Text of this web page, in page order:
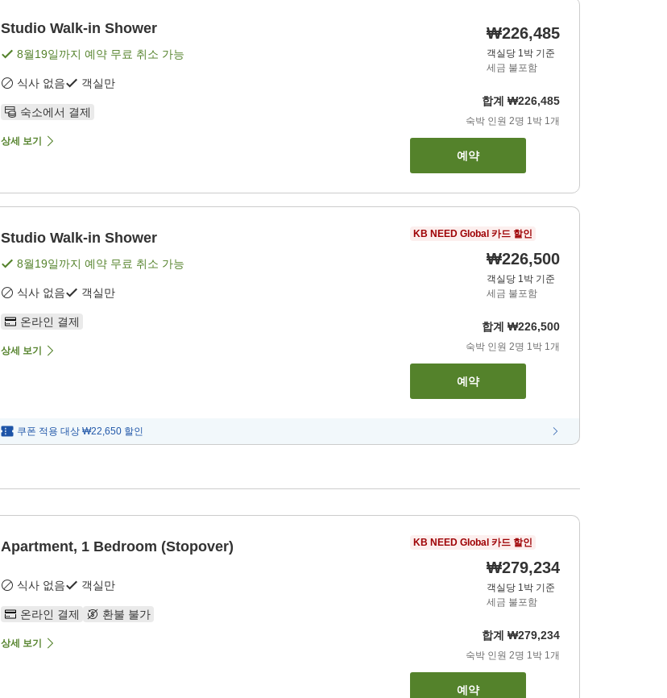
Studio Walk-in Shower
8월19일까지 예약 무료 취소 가능
식사 없음 객실만
숙소에서 결제
상세 보기
₩226,485
객실당 1박 기준
세금 불포함
합계 ₩226,485
숙박 인원 2명 1박 1개
예약
Studio Walk-in Shower
8월19일까지 예약 무료 취소 가능
식사 없음 객실만
온라인 결제
상세 보기
KB NEED Global 카드 할인
₩226,500
객실당 1박 기준
세금 불포함
합계 ₩226,500
숙박 인원 2명 1박 1개
예약
쿠폰 적용 대상 ₩22,650 할인
Apartment, 1 Bedroom (Stopover)
식사 없음 객실만
온라인 결제 환불 불가
상세 보기
KB NEED Global 카드 할인
₩279,234
객실당 1박 기준
세금 불포함
합계 ₩279,234
숙박 인원 2명 1박 1개
예약